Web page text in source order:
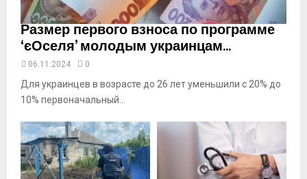
Размер первого взноса по программе
‘єОселя’ молодым украинцам...
06.11.2024 0
Для украинцев в возрасте до 26 лет уменьшили с 20% до
10% первоначальный...